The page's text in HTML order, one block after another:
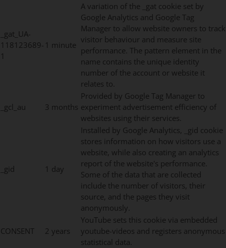
_gat_UA-
118123689-
1
1 minute
A variation of the _gat cookie set by
Google Analytics and Google Tag
Manager to allow website owners to track
visitor behaviour and measure site
performance. The pattern element in the
name contains the unique identity
number of the account or website it
relates to.
_gcl_au 3 months
Provided by Google Tag Manager to
experiment advertisement efficiency of
websites using their services.
_gid 1 day
Installed by Google Analytics, _gid cookie
stores information on how visitors use a
website, while also creating an analytics
report of the website's performance.
Some of the data that are collected
include the number of visitors, their
source, and the pages they visit
anonymously.
CONSENT 2 years
YouTube sets this cookie via embedded
youtube-videos and registers anonymous
statistical data.